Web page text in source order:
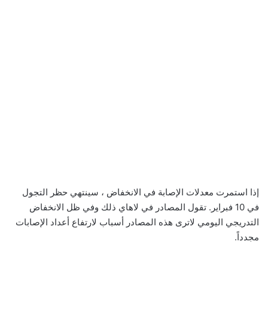
إذا استمرت معدلات الإصابة في الانخفاض ، سينتهي حظر التجول
في 10 فبراير. تقول المصادر في لاهاي ذلك وفي ظل الانخفاض
التدريجي اليومي لاترى هذه المصادر أسباب لارتفاع أعداد الإصابات
مجدداً.